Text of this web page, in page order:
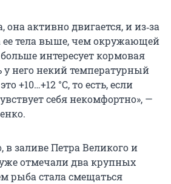
она активно двигается, и из‑за
ее тела выше, чем окружающей
интересует кормовая
у него некий температурный
+10…+12 °C, то есть, если
себя некомфортно», —
в заливе Петра Великого и
отмечали два крупных
рыба стала смещаться